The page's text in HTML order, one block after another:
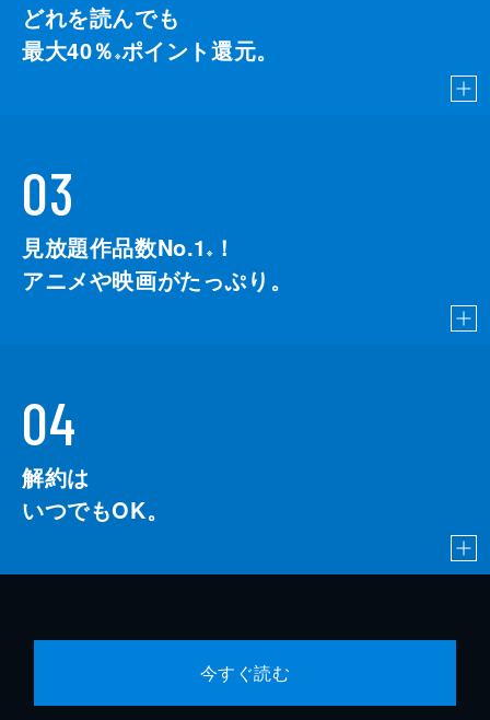
どれを読んでも
最大40％ ※ポイント還元。
03
見放題作品数No.1 ※
！
アニメや映画がたっぷり。
04
解約は
いつでもOK。
今すぐ読む